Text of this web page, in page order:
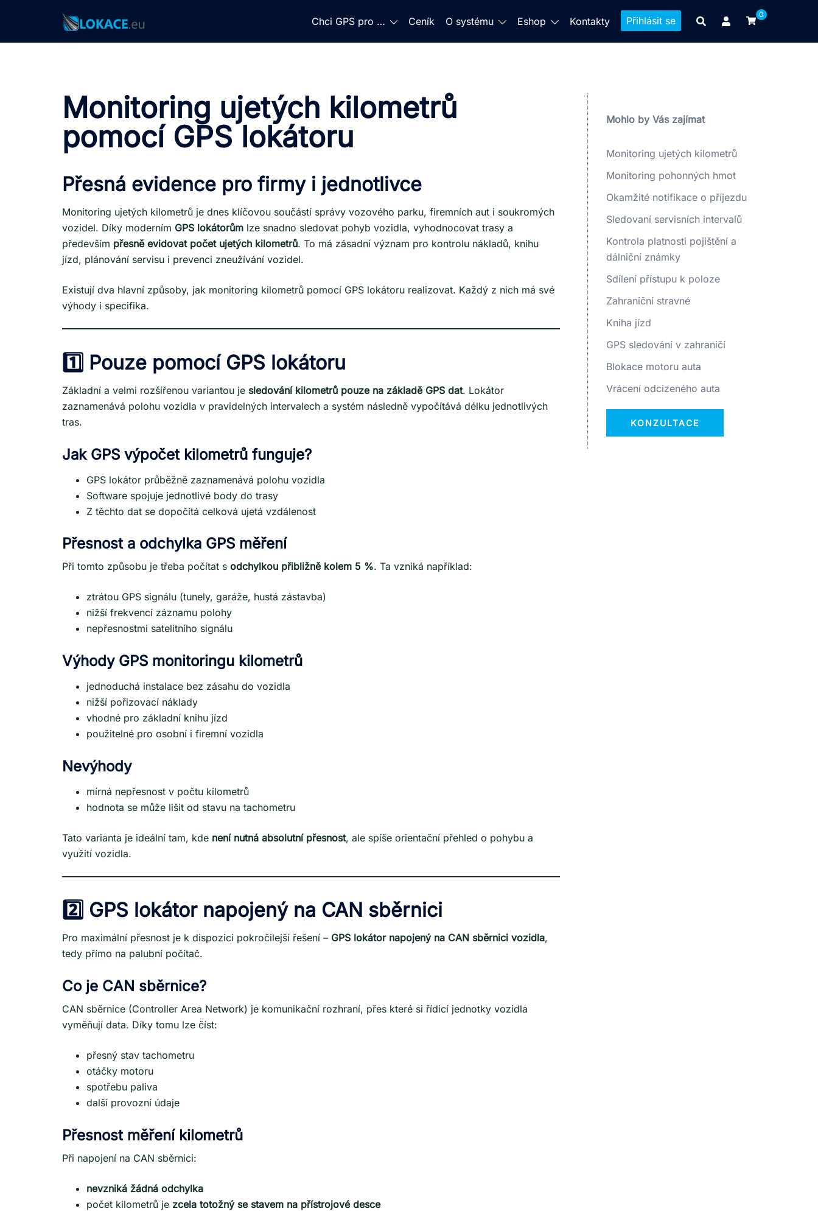
Chci GPS pro … Ceník O systému Eshop Kontakty Přihlásit se
0
Monitoring ujetých kilometrů
pomocí GPS lokátoru
Přesná evidence pro firmy i jednotlivce
Monitoring ujetých kilometrů je dnes klíčovou součástí správy vozového parku, firemních aut i soukromých
vozidel. Díky moderním GPS lokátorům lze snadno sledovat pohyb vozidla, vyhodnocovat trasy a
především přesně evidovat počet ujetých kilometrů. To má zásadní význam pro kontrolu nákladů, knihu
jízd, plánování servisu i prevenci zneužívání vozidel.
Existují dva hlavní způsoby, jak monitoring kilometrů pomocí GPS lokátoru realizovat. Každý z nich má své
výhody i specifika.
1️⃣ Pouze pomocí GPS lokátoru
Základní a velmi rozšířenou variantou je sledování kilometrů pouze na základě GPS dat. Lokátor
zaznamenává polohu vozidla v pravidelných intervalech a systém následně vypočítává délku jednotlivých
tras.
Jak GPS výpočet kilometrů funguje?
GPS lokátor průběžně zaznamenává polohu vozidla
Software spojuje jednotlivé body do trasy
Z těchto dat se dopočítá celková ujetá vzdálenost
Přesnost a odchylka GPS měření
Při tomto způsobu je třeba počítat s odchylkou přibližně kolem 5 %. Ta vzniká například:
ztrátou GPS signálu (tunely, garáže, hustá zástavba)
nižší frekvencí záznamu polohy
nepřesnostmi satelitního signálu
Výhody GPS monitoringu kilometrů
jednoduchá instalace bez zásahu do vozidla
nižší pořizovací náklady
vhodné pro základní knihu jízd
použitelné pro osobní i firemní vozidla
Nevýhody
mírná nepřesnost v počtu kilometrů
hodnota se může lišit od stavu na tachometru
Tato varianta je ideální tam, kde není nutná absolutní přesnost, ale spíše orientační přehled o pohybu a
využití vozidla.
2️⃣ GPS lokátor napojený na CAN sběrnici
Pro maximální přesnost je k dispozici pokročilejší řešení – GPS lokátor napojený na CAN sběrnici vozidla,
tedy přímo na palubní počítač.
Co je CAN sběrnice?
CAN sběrnice (Controller Area Network) je komunikační rozhraní, přes které si řídicí jednotky vozidla
vyměňují data. Díky tomu lze číst:
přesný stav tachometru
otáčky motoru
spotřebu paliva
další provozní údaje
Přesnost měření kilometrů
Při napojení na CAN sběrnici:
nevzniká žádná odchylka
počet kilometrů je zcela totožný se stavem na přístrojové desce
Mohlo by Vás zajímat
Monitoring ujetých kilometrů
Monitoring pohonných hmot
Okamžité notifikace o příjezdu
Sledovaní servisních intervalů
Kontrola platnosti pojištění a
dálniční známky
Sdílení přístupu k poloze
Zahraniční stravné
Kniha jízd
GPS sledování v zahraničí
Blokace motoru auta
Vrácení odcizeného auta
KONZULTACE